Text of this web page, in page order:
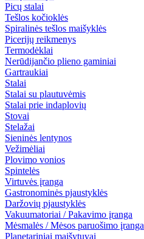
Picų stalai
Tešlos kočioklės
Spiralinės tešlos maišyklės
Picerijų reikmenys
Termodėklai
Nerūdijančio plieno gaminiai
Gartraukiai
Stalai
Stalai su plautuvėmis
Stalai prie indaplovių
Stovai
Stelažai
Sieninės lentynos
Vežimėliai
Plovimo vonios
Spintelės
Virtuvės įranga
Gastronominės pjaustyklės
Daržovių pjaustyklės
Vakuumatoriai / Pakavimo įranga
Mėsmalės / Mėsos paruošimo įranga
Planetariniai maišytuvai